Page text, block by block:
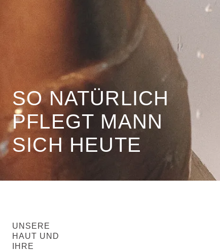
SO NATÜRLICH
PFLEGT MANN
SICH HEUTE
UNSERE
HAUT UND
IHRE